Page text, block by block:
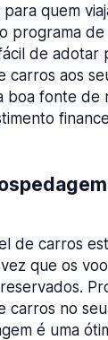
quem
programa
de adotar
aos
boa fonte de
de carros
que os
carros no
é uma